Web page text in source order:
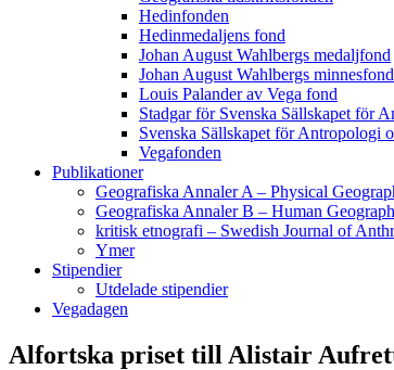
Hedinfonden
Hedinmedaljens fond
Johan August Wahlbergs medaljfond
Johan August Wahlbergs minnesfond
Louis Palander av Vega fond
Stadgar för Svenska Sällskapet för
Svenska Sällskapet för Antropologi
Vegafonden
Publikationer
Geografiska Annaler A – Physical
Geografiska Annaler B – Human
kritisk etnografi – Swedish Journal of
Ymer
Stipendier
Utdelade stipendier
Vegadagen
Alfortska priset till Alistair